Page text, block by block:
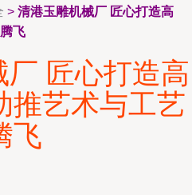
> 清港玉雕机械厂 匠心打造高
飞
匠心打造高
推艺术与工艺
飞